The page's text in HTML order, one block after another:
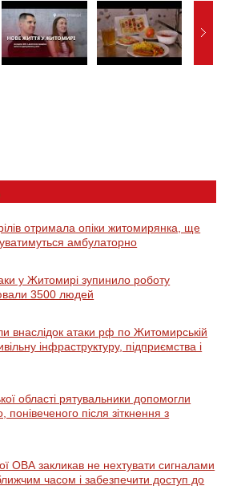
отримала опіки житомирянка, ще
амбулаторно
у Житомирі зупинило роботу
3500 людей
внаслідок атаки рф по Житомирській
інфраструктуру, підприємства і
області рятувальники допомогли
понівеченого після зіткнення з
ОВА закликав не нехтувати сигналами
часом і забезпечити доступ до